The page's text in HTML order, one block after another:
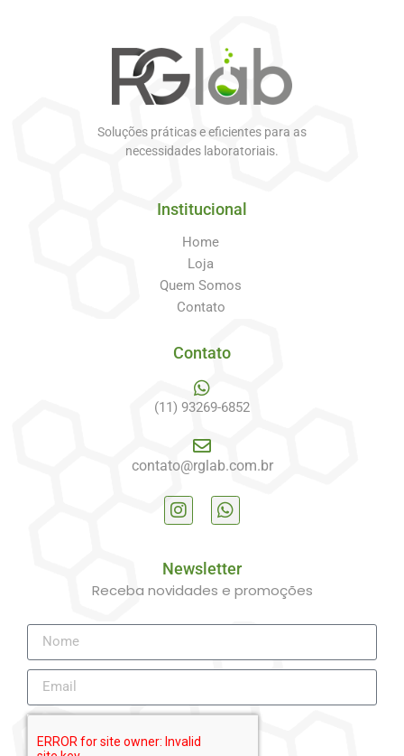
Soluções práticas e eficientes para as
necessidades laboratoriais.
Institucional
Home
Loja
Quem Somos
Contato
Contato
(11) 93269-6852
contato@rglab.com.br
Newsletter
Receba novidades e promoções